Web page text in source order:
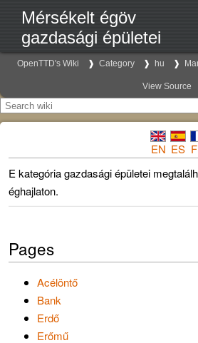
Mérsékelt égöv
gazdasági épületei
OpenTTD's Wiki Category hu
View Source
EN ES
E kategória gazdasági épületei
éghajlaton.
Pages
Acélöntő
Bank
Erdő
Erőmű